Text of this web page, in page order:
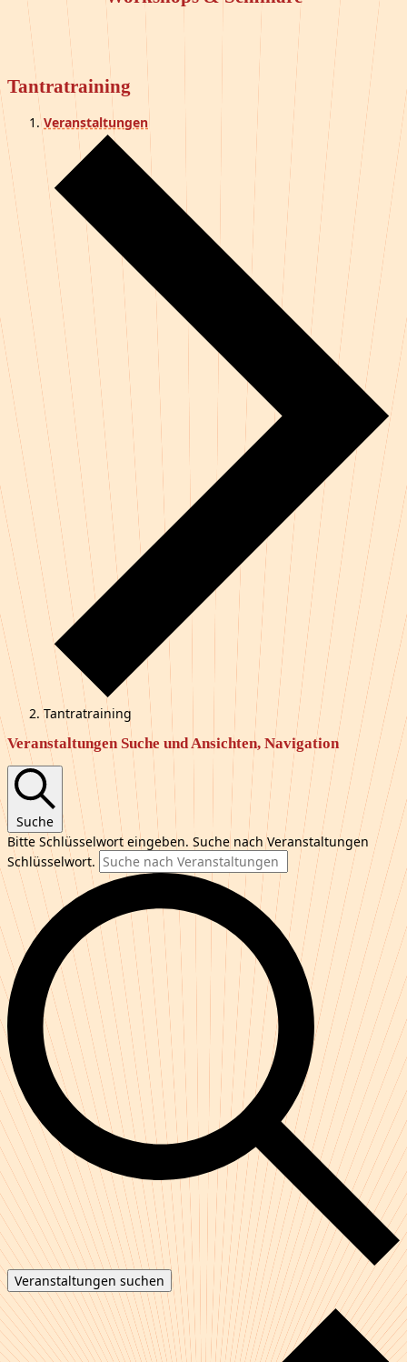
Tantratraining
Veranstaltungen
Tantratraining
Veranstaltungen
Veranstaltungen Suche und Ansichten, Navigation
Suche
Bitte Schlüsselwort eingeben. Suche nach Veranstaltungen
Schlüsselwort.
Veranstaltungen suchen